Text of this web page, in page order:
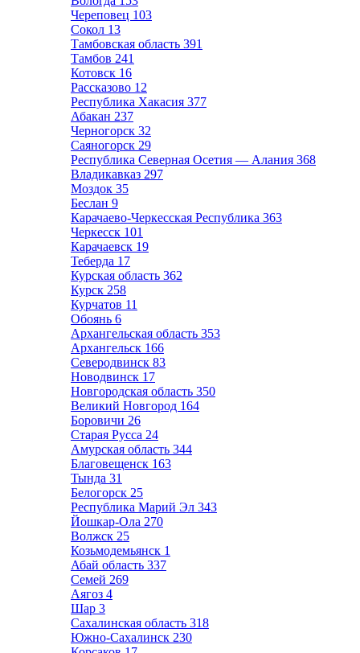
Череповец 103
Сокол 13
Тамбовская область 391
Тамбов 241
Котовск 16
Рассказово 12
Республика Хакасия 377
Абакан 237
Черногорск 32
Саяногорск 29
Республика Северная Осетия — Алания 368
Владикавказ 297
Моздок 35
Беслан 9
Карачаево-Черкесская Республика 363
Черкесск 101
Карачаевск 19
Теберда 17
Курская область 362
Курск 258
Курчатов 11
Обоянь 6
Архангельская область 353
Архангельск 166
Северодвинск 83
Новодвинск 17
Новгородская область 350
Великий Новгород 164
Боровичи 26
Старая Русса 24
Амурская область 344
Благовещенск 163
Тында 31
Белогорск 25
Республика Марий Эл 343
Йошкар-Ола 270
Волжск 25
Козьмодемьянск 1
Абай область 337
Семей 269
Аягоз 4
Шар 3
Сахалинская область 318
Южно-Сахалинск 230